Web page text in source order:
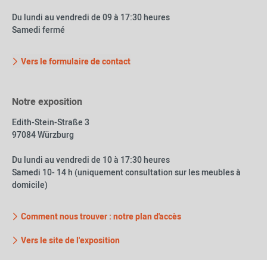
Du lundi au vendredi de 09 à 17:30 heures
Samedi fermé
Vers le formulaire de contact
Notre exposition
Edith-Stein-Straße 3
97084 Würzburg
Du lundi au vendredi de 10 à 17:30 heures
Samedi 10- 14 h (uniquement consultation sur les meubles à
domicile)
Comment nous trouver : notre plan d'accès
Vers le site de l'exposition